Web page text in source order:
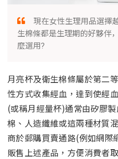
現在女性生理用品選擇
生棉條都是生理期的好夥伴
麼選用?
月亮杯及衛生棉條屬於第二
性方式收集經血，達到使經
(或稱月經量杯)通常由矽膠
棉、人造纖維或這兩種材質
商於郵購買賣通路(例如網際
販售上述產品，方便消費者